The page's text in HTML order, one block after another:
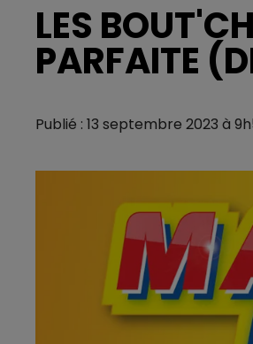
LES
PARFAITE
Publié : 13 septembre 2023 à